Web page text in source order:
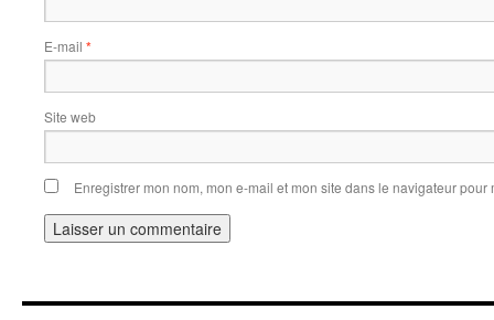
E-mail *
Site web
Enregistrer mon nom, mon e-mail et mon site dans le navigateur